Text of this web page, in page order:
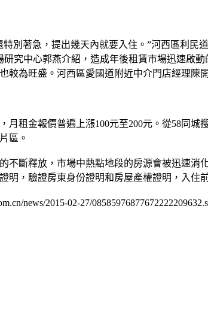
別著急，提出幾天內就要入住。”河西區利
究中心郭燕介紹，造成年後租賃市場迅速啟
較為旺盛。河西區愛國道附近中介門店經理
月租金報價普遍上漲100元至200元。從58同
區。
不斷釋放，市場中熱點地段的房源會被迅速
明，驗證房東身份證明和房屋產權證明，入
news/2015-02-27/